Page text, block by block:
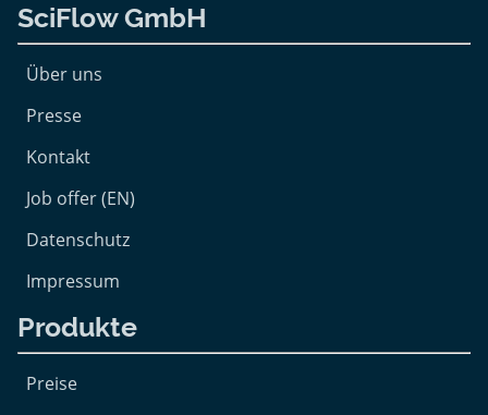
SciFlow GmbH
Über uns
Presse
Kontakt
Job offer (EN)
Datenschutz
Impressum
Produkte
Preise